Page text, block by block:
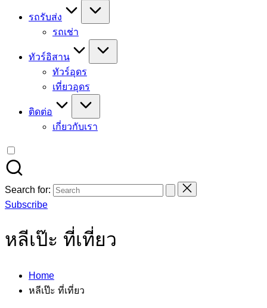
รถรับส่ง
รถเช่า
ทัวร์อิสาน
ทัวร์อุดร
เที่ยวอุดร
ติดต่อ
เกี่ยวกับเรา
Search for:
Subscribe
หลีเป๊ะ ที่เที่ยว
Home
หลีเป๊ะ ที่เที่ยว